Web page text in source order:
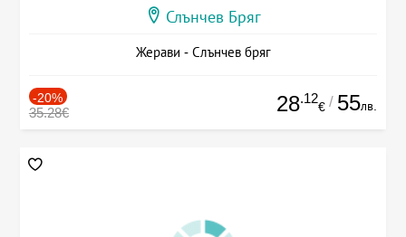
Слънчев Бряг
Жерави - Слънчев бряг
-20%
35.28€ 28.12
€ / 55лв.